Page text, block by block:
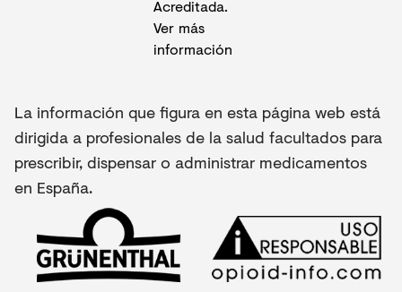
La información que figura en esta página web está
dirigida a profesionales de la salud facultados para
prescribir, dispensar o administrar medicamentos
en España.